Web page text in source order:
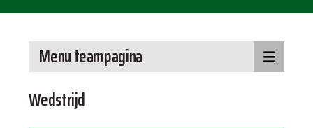
Wedstrijd
Menu teampagina